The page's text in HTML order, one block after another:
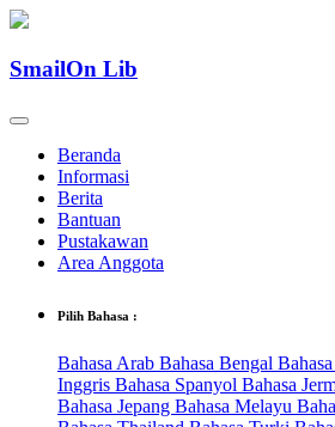
SmailOn Lib
Beranda
Informasi
Berita
Bantuan
Pustakawan
Area Anggota
Pilih Bahasa :
Bahasa Arab Bahasa Bengal
Inggris Bahasa Spanyol Bahasa
Bahasa Jepang Bahasa Melayu